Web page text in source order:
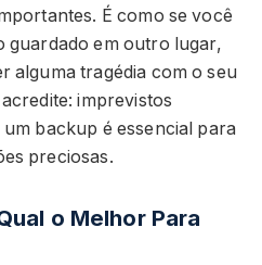
É como se você
guardado em outro lugar,
alguma tragédia com o seu
imprevistos
backup é essencial para
preciosas.
o Melhor Para